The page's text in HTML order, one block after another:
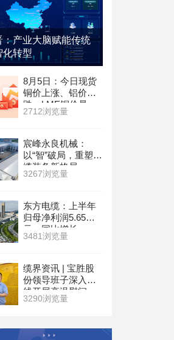
：产业大脑赋能传统
化转型
8月5日：今日现货
铜价上涨、铝价下
跌，LME铜价暴
涨！铝价下跌
2712浏览量
宸峰永良机械：
以“智”破局，重塑线
缆装备新格局
3267浏览量
东方电缆：上半年
归母净利润5.65亿
元，同比增长
19.41%
3481浏览量
缆界资讯 | 宝胜股
份领导班子深入一
线开展高温慰问
3290浏览量